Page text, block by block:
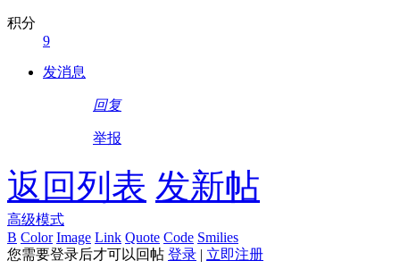
积分
9
发消息
回复
举报
返回列表 发新帖
高级模式
B Color Image Link Quote Code Smilies
您需要登录后才可以回帖 登录 | 立即注册